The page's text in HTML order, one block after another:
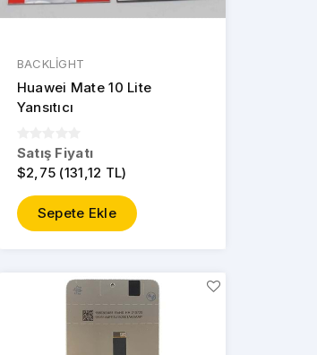
BACKLİGHT
Huawei Mate 10 Lite
Yansıtıcı
Satış Fiyatı
$2,75 (131,12 TL)
Sepete Ekle